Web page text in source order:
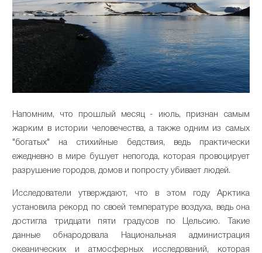
Напомним, что прошлый месяц - июль, признан самым
жарким в истории человечества, а также одним из самых
"богатых" на стихийные бедствия, ведь практически
ежедневно в мире бушует непогода, которая провоцирует
разрушение городов, домов и попросту убивает людей.
Исследователи утверждают, что в этом году Арктика
установила рекорд по своей температуре воздуха, ведь она
достигла тридцати пяти градусов по Цельсию. Такие
данные обнародовала Национальная администрация
океанических и атмосферных исследований, которая